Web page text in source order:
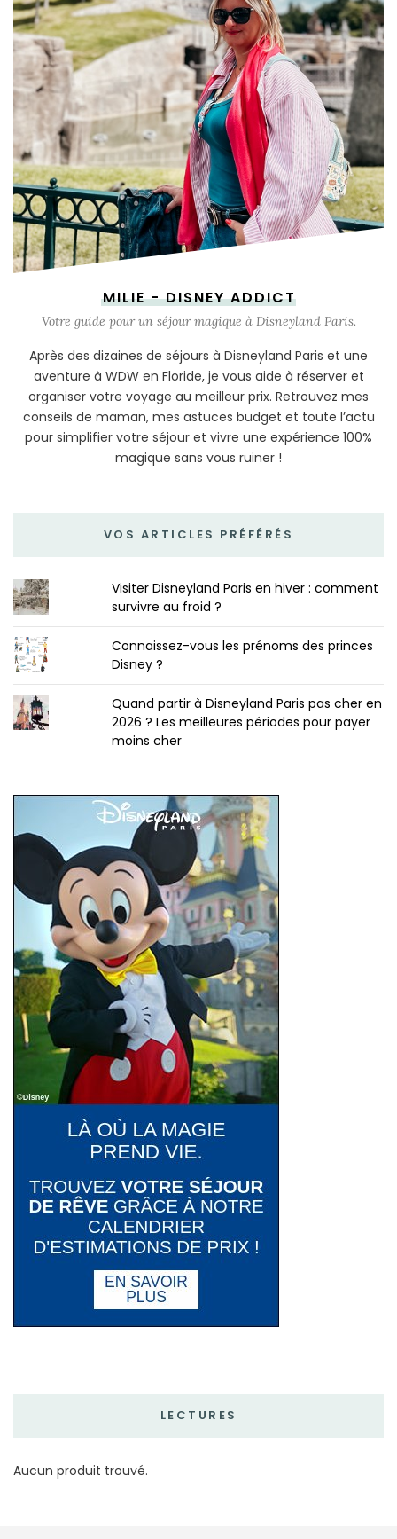
MILIE - DISNEY ADDICT
Votre guide pour un séjour magique à Disneyland Paris.
Après des dizaines de séjours à Disneyland Paris et une
aventure à WDW en Floride, je vous aide à réserver et
organiser votre voyage au meilleur prix. Retrouvez mes
conseils de maman, mes astuces budget et toute l’actu
pour simplifier votre séjour et vivre une expérience 100%
magique sans vous ruiner !
VOS ARTICLES PRÉFÉRÉS
Visiter Disneyland Paris en hiver : comment
survivre au froid ?
Connaissez-vous les prénoms des princes
Disney ?
Quand partir à Disneyland Paris pas cher en
2026 ? Les meilleures périodes pour payer
moins cher
LECTURES
Aucun produit trouvé.